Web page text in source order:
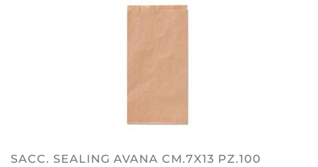
SACC. SEALING AVANA CM.7X13 PZ.100